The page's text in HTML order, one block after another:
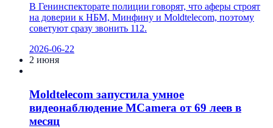
В Генинспекторате полиции говорят, что аферы строят
на доверии к НБМ, Минфину и Moldtelecom, поэтому
советуют сразу звонить 112.
2026-06-22
2 июня
Moldtelecom запустила умное
видеонаблюдение MCamera от 69 леев в
месяц